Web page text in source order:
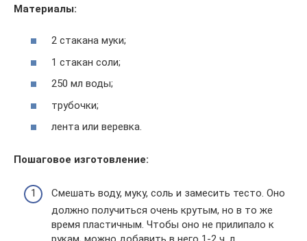
Материалы:
2 стакана муки;
1 стакан соли;
250 мл воды;
трубочки;
лента или веревка.
Пошаговое изготовление:
Смешать воду, муку, соль и замесить тесто. Оно
должно получиться очень крутым, но в то же
время пластичным. Чтобы оно не прилипало к